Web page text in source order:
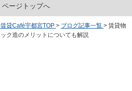
ページトップへ
貸Café宇都宮TOP > ブログ記事一覧 > 賃貸物
ク造のメリットについても解説